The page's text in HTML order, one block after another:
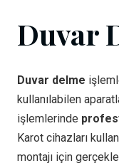
Duvar
Duvar delme
kullanılabilen
işlemlerinde
Karot cihazları
montajı için